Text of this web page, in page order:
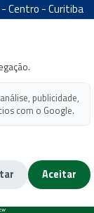
Centro - Curitiba
publicidade,
com o Google.
Aceitar